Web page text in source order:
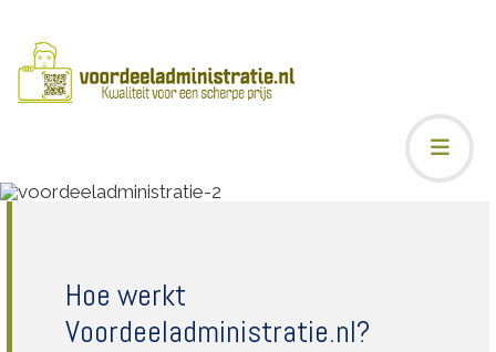
Hoe werkt
Voordeeladministratie.nl?